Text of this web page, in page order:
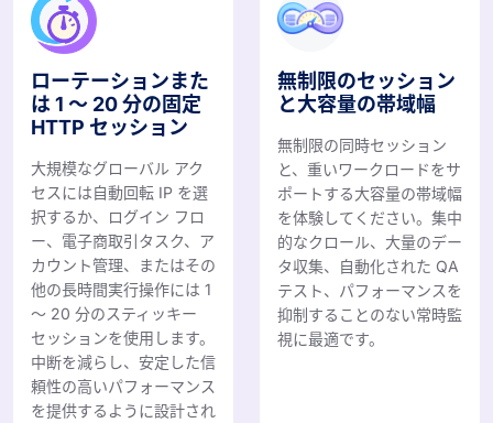
ローテーションまた
は 1 ～ 20 分の固定
HTTP セッション
大規模なグローバル アク
セスには自動回転 IP を選
択するか、ログイン フロ
ー、電子商取引タスク、ア
カウント管理、またはその
他の長時間実行操作には 1
～ 20 分のスティッキー
セッションを使用します。
中断を減らし、安定した信
頼性の高いパフォーマンス
を提供するように設計され
無制限のセッション
と大容量の帯域幅
無制限の同時セッション
と、重いワークロードをサ
ポートする大容量の帯域幅
を体験してください。集中
的なクロール、大量のデー
タ収集、自動化された QA
テスト、パフォーマンスを
抑制することのない常時監
視に最適です。